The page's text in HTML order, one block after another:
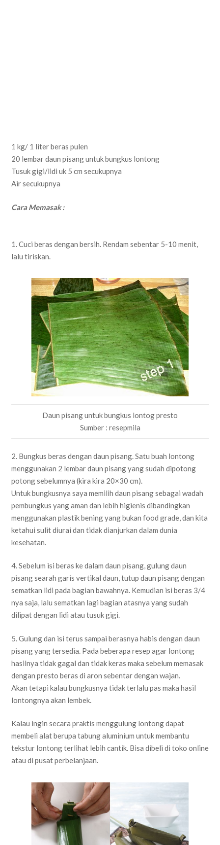
1 kg/ 1 liter beras pulen
20 lembar daun pisang untuk bungkus lontong
Tusuk gigi/lidi uk 5 cm secukupnya
Air secukupnya
Cara Memasak :
1. Cuci beras dengan bersih. Rendam sebentar 5-10 menit,
lalu tiriskan.
Daun pisang untuk bungkus lontog presto
Sumber : resepmila
2. Bungkus beras dengan daun pisang. Satu buah lontong
menggunakan 2 lembar daun pisang yang sudah dipotong
potong sebelumnya (kira kira 20×30 cm).
Untuk bungkusnya saya memilih daun pisang sebagai wadah
pembungkus yang aman dan lebih higienis dibandingkan
menggunakan plastik bening yang bukan food grade, dan kita
ketahui sulit diurai dan tidak dianjurkan dalam dunia
kesehatan.
4. Sebelum isi beras ke dalam daun pisang, gulung daun
pisang searah garis vertikal daun, tutup daun pisang dengan
sematkan lidi pada bagian bawahnya. Kemudian isi beras 3/4
nya saja, lalu sematkan lagi bagian atasnya yang sudah
dilipat dengan lidi atau tusuk gigi.
5. Gulung dan isi terus sampai berasnya habis dengan daun
pisang yang tersedia. Pada beberapa resep agar lontong
hasilnya tidak gagal dan tidak keras maka sebelum memasak
dengan presto beras di aron sebentar dengan wajan.
Akan tetapi kalau bungkusnya tidak terlalu pas maka hasil
lontongnya akan lembek.
Kalau ingin secara praktis menggulung lontong dapat
membeli alat berupa tabung aluminium untuk membantu
tekstur lontong terlihat lebih cantik. Bisa dibeli di toko online
atau di pusat perbelanjaan.